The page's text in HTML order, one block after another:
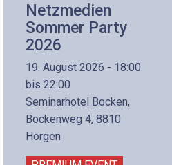
Netzmedien
Sommer Party
2026
19. August 2026 - 18:00
bis 22:00
Seminarhotel Bocken,
Bockenweg 4, 8810
Horgen